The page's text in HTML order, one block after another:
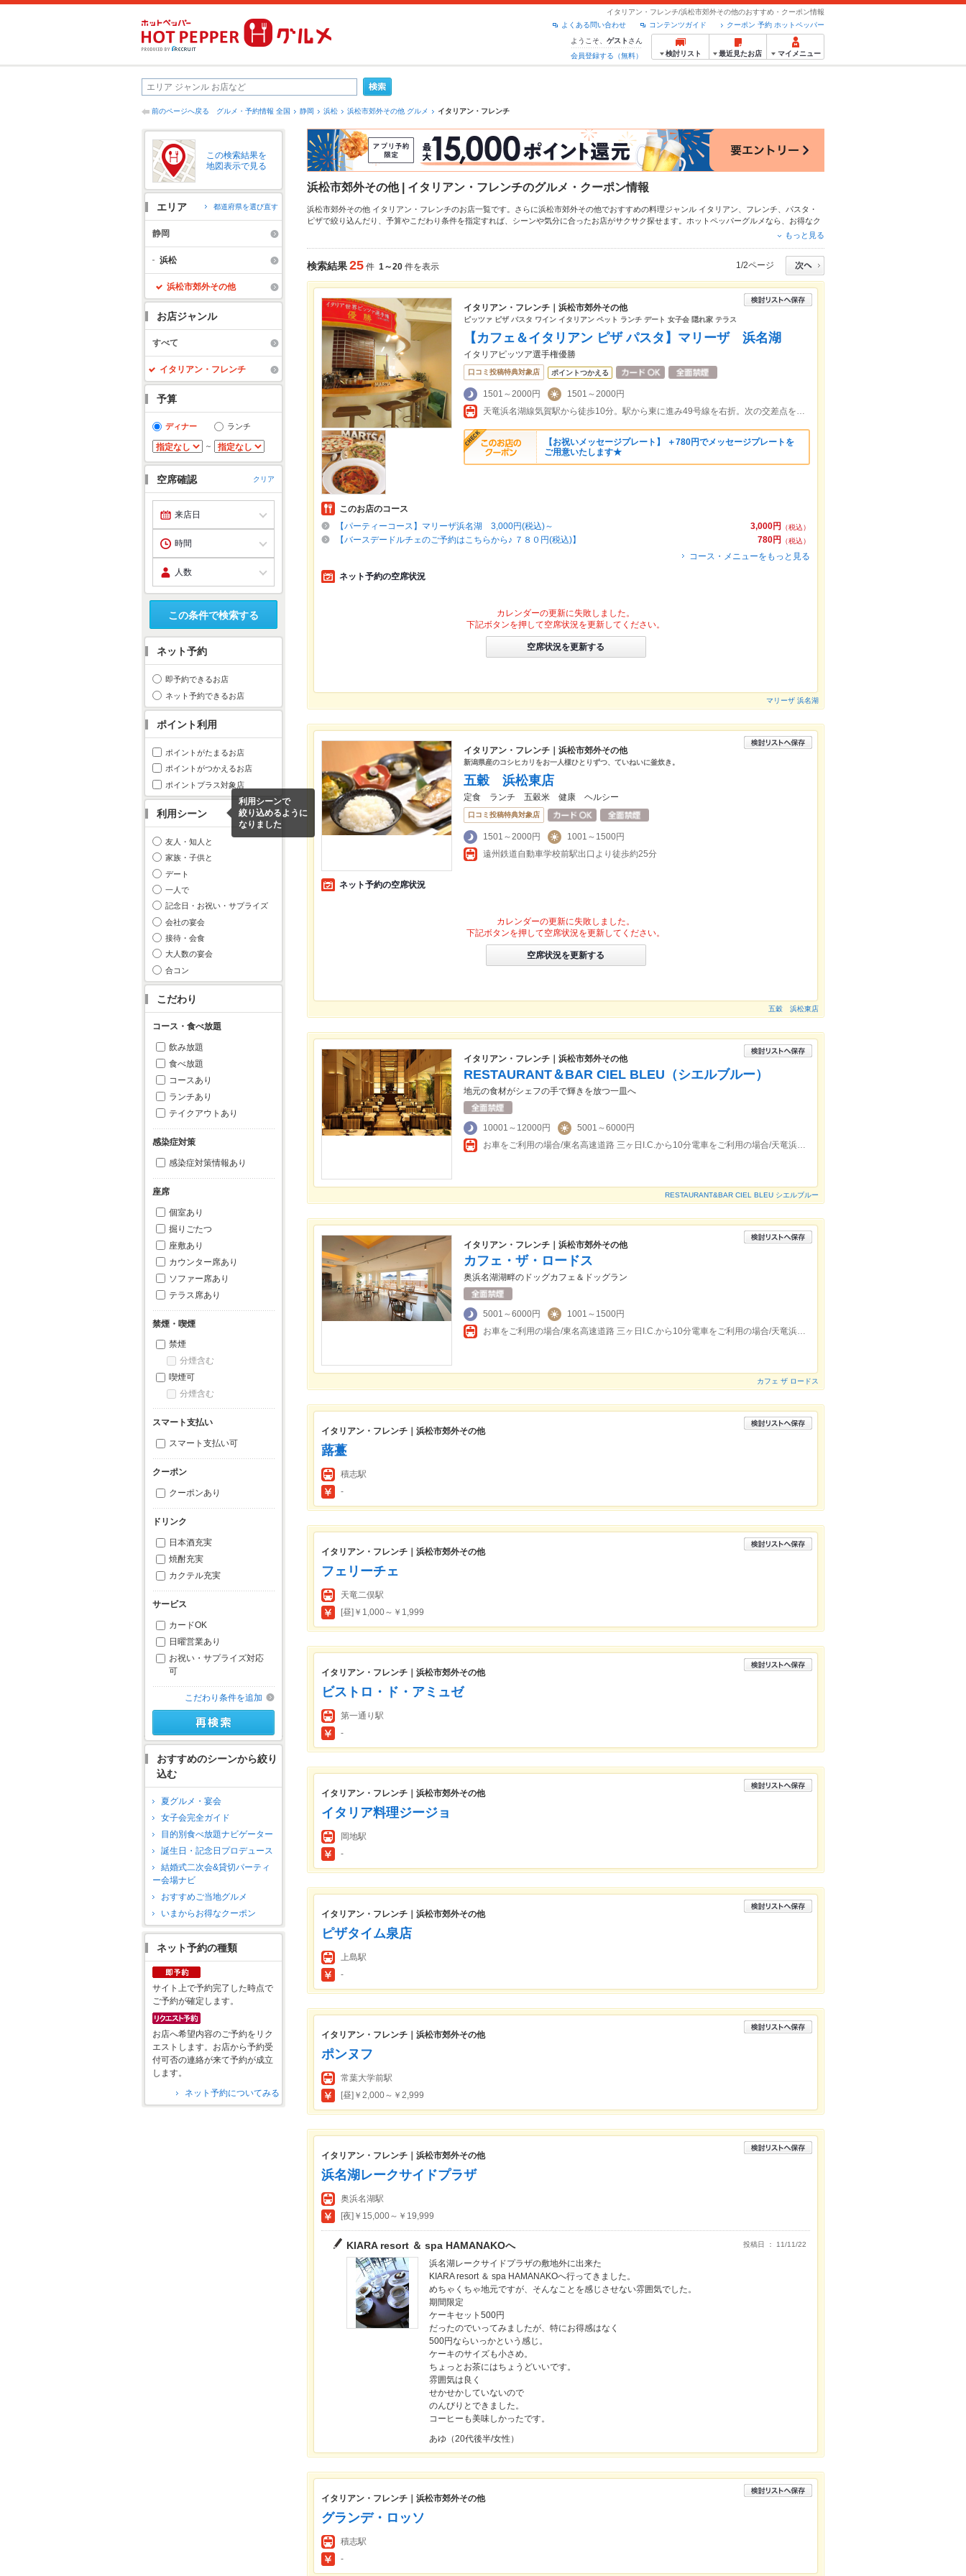
イタリアン・フレンチ/浜松市郊外その他のおすすめ・クーポン情報
クーポン 予約 ホットペッパー
コンテンツガイド
よくある問い合わせ
ようこそ、 ゲスト さん
会員登録する（無料）
検討リスト 最近見たお店 マイメニュー
前のページへ戻る グルメ・予約情報 全国 静岡 浜松 浜松市郊外その他 グルメ イタリアン・フレンチ
この検索結果を
地図表示で見る
エリア 都道府県を選び直す
静岡
浜松
浜松市郊外その他
お店ジャンル
すべて
イタリアン・フレンチ
予算
ディナー ランチ
～
空席確認 クリア
この条件で検索する
ネット予約
即予約できるお店
ネット予約できるお店
ポイント利用
ポイントがたまるお店
ポイントがつかえるお店
ポイントプラス対象店
利用シーン
利用シーンで
絞り込めるように
なりました
友人・知人と
家族・子供と
デート
一人で
記念日・お祝い・サプライズ
会社の宴会
接待・会食
大人数の宴会
合コン
こだわり
コース・食べ放題
飲み放題
食べ放題
コースあり
ランチあり
テイクアウトあり
感染症対策
感染症対策情報あり
座席
個室あり
掘りごたつ
座敷あり
カウンター席あり
ソファー席あり
テラス席あり
禁煙・喫煙
禁煙
分煙含む
喫煙可
分煙含む
スマート支払い
スマート支払い可
クーポン
クーポンあり
ドリンク
日本酒充実
焼酎充実
カクテル充実
サービス
カードOK
日曜営業あり
お祝い・サプライズ対応
可
こだわり条件を追加
おすすめのシーンから絞り
込む
夏グルメ・宴会
女子会完全ガイド
目的別食べ放題ナビゲーター
誕生日・記念日プロデュース
結婚式二次会&貸切パーティ
ー会場ナビ
おすすめご当地グルメ
いまからお得なクーポン
ネット予約の種類
サイト上で予約完了した時点で
ご予約が確定します。
お店へ希望内容のご予約をリク
エストします。お店から予約受
付可否の連絡が来て予約が成立
します。
ネット予約についてみる
浜松市郊外その他 | イタリアン・フレンチのグルメ・クーポン情報
浜松市郊外その他 イタリアン・フレンチのお店一覧です。さらに浜松市郊外その他でおすすめの料理ジャンル イタリアン フレンチ
パスタ・
ピザで絞り込んだり、予算やこだわり条件を指定すれば、シーンや気分に合ったお店がサクサク探せます。ホットペッパーグルメなら、お得なク
や季節のおすすめ料理など、お店の最新情報をご紹介しているので安心！24時
もっと見る
検索結果25 件 1～20 件を表示 1/2ページ
イタリアン・フレンチ｜浜松市郊外その他
ピッツァ ピザ パスタ ワイン イタリアン ペット ランチ デート 女子会 隠れ家 テラス
【カフェ＆イタリアン ピザ パスタ】マリーザ 浜名湖
イタリアピッツア選手権優勝
口コミ投稿特典対象店 ポイントつかえる
1501～2000円
1501～2000円
天竜浜名湖線気賀駅から徒歩10分。駅から東に進み49号線を右折。次の交差点を左折、261号線を右折、橋を渡り左側です。
【お祝いメッセージプレート】 ＋780円でメッセージプレートを
ご用意いたします★
このお店のコース
3,000円
（税込）
【パーティーコース】マリーザ浜名湖 3,000円(税込)～
780円
（税込）
【バースデードルチェのご予約はこちらから♪ ７８０円(税込)】
コース・メニューをもっと見る
ネット予約の空席状況
カレンダーの更新に失敗しました。
下記ボタンを押して空席状況を更新してください。
空席状況を更新する
マリーザ 浜名湖
イタリアン・フレンチ｜浜松市郊外その他
新潟県産のコシヒカリをお一人様ひとりずつ、ていねいに釜炊き。
五穀 浜松東店
定食 ランチ 五穀米 健康 ヘルシー
口コミ投稿特典対象店
1501～2000円
1001～1500円
遠州鉄道自動車学校前駅出口より徒歩約25分
ネット予約の空席状況
カレンダーの更新に失敗しました。
下記ボタンを押して空席状況を更新してください。
空席状況を更新する
五穀 浜松東店
イタリアン・フレンチ｜浜松市郊外その他
RESTAURANT＆BAR CIEL BLEU（シエルブルー）
地元の食材がシェフの手で輝きを放つ一皿へ
10001～12000円
5001～6000円
お車をご利用の場合/東名高速道路 三ヶ日I.C.から10分電車をご利用の場合/天竜浜名湖鉄道 奥浜名湖駅から徒歩約5分
RESTAURANT&BAR CIEL BLEU シエルブルー
イタリアン・フレンチ｜浜松市郊外その他
カフェ・ザ・ロードス
奥浜名湖湖畔のドッグカフェ＆ドッグラン
5001～6000円
1001～1500円
お車をご利用の場合/東名高速道路 三ヶ日I.C.から10分電車をご利用の場合/天竜浜名湖鉄道 奥浜名湖駅から徒歩約5分
カフェ ザ ロードス
イタリアン・フレンチ｜浜松市郊外その他
蕗薹
積志駅
-
イタリアン・フレンチ｜浜松市郊外その他
フェリーチェ
天竜二俣駅
[昼]￥1,000～￥1,999
イタリアン・フレンチ｜浜松市郊外その他
ビストロ・ド・アミュゼ
第一通り駅
-
イタリアン・フレンチ｜浜松市郊外その他
イタリア料理ジージョ
岡地駅
-
イタリアン・フレンチ｜浜松市郊外その他
ピザタイム泉店
上島駅
-
イタリアン・フレンチ｜浜松市郊外その他
ポンヌフ
常葉大学前駅
[昼]￥2,000～￥2,999
イタリアン・フレンチ｜浜松市郊外その他
浜名湖レークサイドプラザ
奥浜名湖駅
[夜]￥15,000～￥19,999
投稿日 ： 11/11/22
KIARA resort ＆ spa HAMANAKOへ
浜名湖レークサイドプラザの敷地外に出来た
KIARA resort ＆ spa HAMANAKOへ行ってきました。
めちゃくちゃ地元ですが、そんなことを感じさせない雰囲気でした。
期間限定
ケーキセット500円
だったのでいってみましたが、特にお得感はなく
500円ならいっかという感じ。
ケーキのサイズも小さめ。
ちょっとお茶にはちょうどいいです。
雰囲気は良く
せかせかしていないので
のんびりとできました。
コーヒーも美味しかったです。
あゆ（20代後半/女性）
イタリアン・フレンチ｜浜松市郊外その他
グランデ・ロッソ
積志駅
-